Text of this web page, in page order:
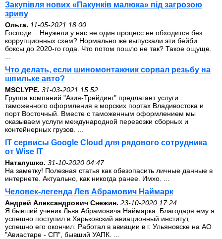
Закупівля нових «Пакунків малюка» під загрозою
зриву
Ольга. 11-05-2021 18:00
Господи... Неужели у нас не один процесс не обходится без
коррупционных схем? Нормально же выпускали эти бейби
боксы до 2020-го года. Что потом пошло не так? Такое ощуще.
Что делать, если шиномонтажник сорвал резьбу на
шпильке авто?
MSCLYPE. 31-03-2021 15:52
Группа компаний "Азия-Трейдинг" предлагает услуги
таможенного оформления в морских портах Владивостока и
порт Восточный. Вместе с таможенным оформлением мы
оказываем услуги международной перевозки сборных и
контейнерных грузов. ...
IT сервисы Google Cloud для рядового сотрудника
от Wise IT
Наталушко. 31-10-2020 04:47
На заметку! Полезная статья как обезопасить личные данные в
интернете. Актуально, как никогда ранее. Имхо. ...
Человек-легенда Лев Абрамович Наймарк
Андрей Александрович Снежин. 23-10-2020 17:24
Я бывший ученик Льва Абрамовича Наймарка. Благодаря ему я
успешно поступил в Харьковский авиационный институт,
успешно его окончил. Работал в авиации в г. Ульяновске на АО
"Авиастаре - СП", бывший УАПК. ...